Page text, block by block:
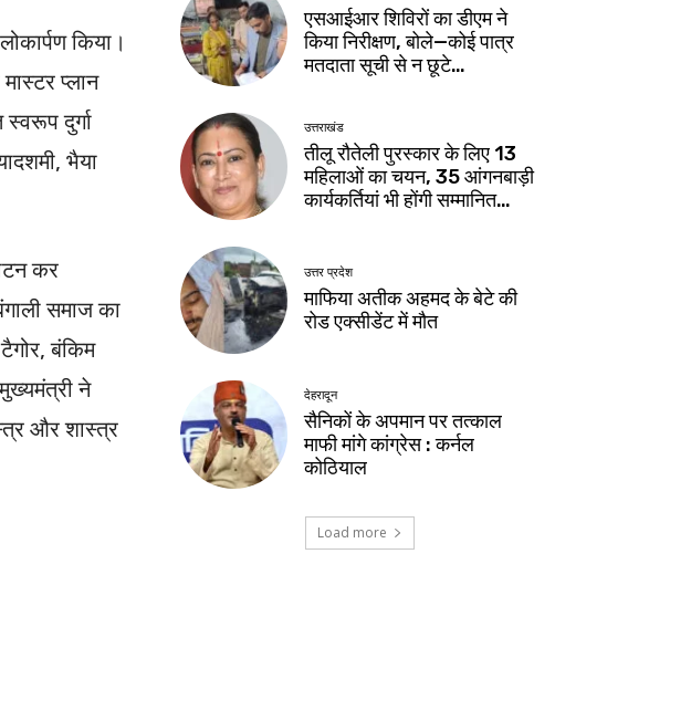
किया।
प्लान
दुर्गा
भैया
कर
समाज का
बंकिम
ने
और शास्त्र
एसआईआर शिविरों का डीएम ने
किया निरीक्षण, बोले—कोई पात्र
मतदाता सूची से न छूटे…
उत्तराखंड
तीलू रौतेली पुरस्कार के लिए 13
महिलाओं का चयन, 35 आंगनबाड़ी
कार्यकर्तियां भी होंगी सम्मानित…
उत्तर प्रदेश
माफिया अतीक अहमद के बेटे की
रोड एक्सीडेंट में मौत
देहरादून
सैनिकों के अपमान पर तत्काल
माफी मांगे कांग्रेस : कर्नल
कोठियाल
Load more